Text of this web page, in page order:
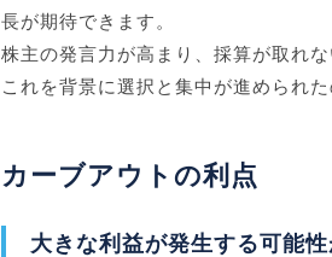
長が期待できます。
株主の発言力が高まり、採算が取れ
これを背景に選択と集中が進められ
カーブアウトの利点
大きな利益が発生する可能